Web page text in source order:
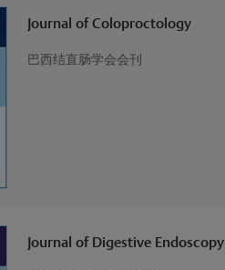
Journal of Coloproctology
巴西结直肠学会会刊
Journal of Digestive Endoscopy